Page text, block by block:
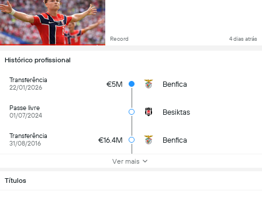
Record 4 dias atrás
Histórico profissional
Transferência
22/01/2026
€5M Benfica
Passe livre
01/07/2024
Besiktas
Transferência
31/08/2016
€16.4M Benfica
Ver mais
Títulos